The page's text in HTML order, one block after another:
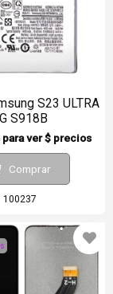
S23 ULTRA
S918B
ver $ precios
Comprar
100237